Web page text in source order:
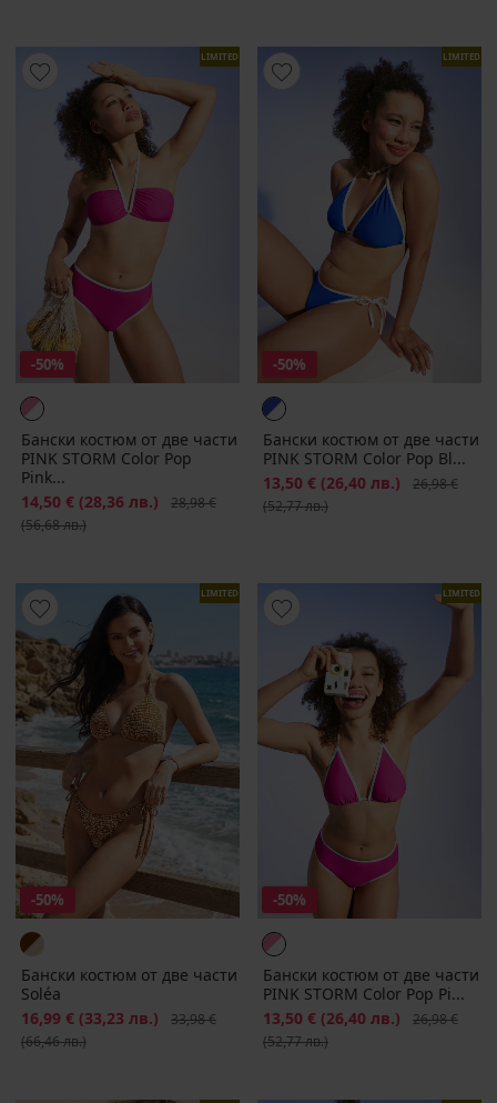
LIMITED
-50%
Бански костюм от две части
PINK STORM Color Pop
Pink...
Намаление
14,50 € (28,36 лв.) Първоначална цена
28,98 €
(56,68 лв.)
LIMITED
-50%
Бански костюм от две части
PINK STORM Color Pop Bl...
Намаление
13,50 € (26,40 лв.)
26,98 €
(52,77 лв.)
LIMITED
-50%
Бански костюм от две части
Soléa
Намаление
16,99 € (33,23 лв.) Първоначална цена
33,98 €
(66,46 лв.)
LIMITED
-50%
Бански костюм от две части
PINK STORM Color Pop Pi...
Намаление
13,50 € (26,40 лв.)
26,98 €
(52,77 лв.)